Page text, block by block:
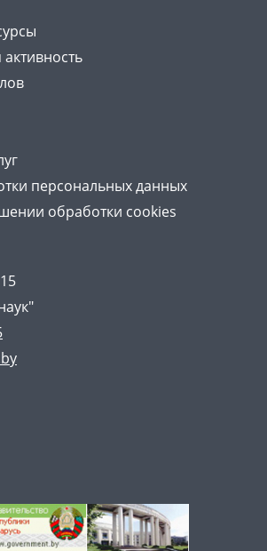
персональных данных
обработки cookies